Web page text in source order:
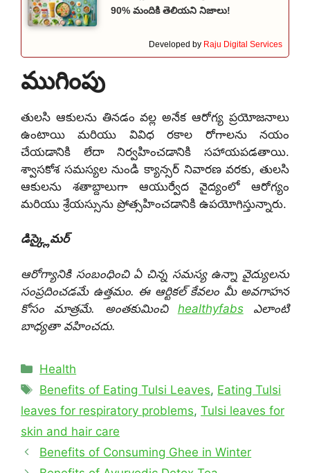
90% మందికి తెలియని నిజాలు!
Developed by Raju Digital Services
ముగింపు
తులసి ఆకులను తినడం వల్ల అనేక ఆరోగ్య ప్రయోజనాలు
ఉంటాయి మరియు వివిధ రకాల రోగాలను నయం
చేయడానికి లేదా నిర్వహించడానికి సహాయపడతాయి.
శ్వాసకోశ సమస్యల నుండి క్యాన్సర్ నివారణ వరకు, తులసి
ఆకులను శతాబ్దాలుగా ఆయుర్వేద వైద్యంలో ఆరోగ్యం
మరియు శ్రేయస్సును ప్రోత్సహించడానికి ఉపయోగిస్తున్నారు.
డిస్క్లైమర్
ఆరోగ్యానికి సంబంధించి ఏ చిన్న సమస్య ఉన్నా వైద్యులను
సంప్రదించడమే ఉత్తమం. ఈ ఆర్టికల్ కేవలం మీ అవగాహన
కోసం మాత్రమే. అంతకుమించి healthyfabsఎలాంటి
బాధ్యతా వహించదు.
Categories
Health
Tags
Benefits of Eating Tulsi Leaves, Eating Tulsi
leaves for respiratory problems, Tulsi leaves for
skin and hair care
Benefits of Consuming Ghee in Winter